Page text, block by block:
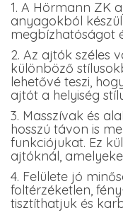
1. A Hörmann ZK
anyagokból
megbízhatóságot
2. Az ajtók széles
különböző
lehetővé teszi,
ajtót a helyiség
3. Masszívak és
hosszú távon is
funkciójukat. Ez
ajtóknál,
4. Felülete jó
foltérzéketlen,
tisztíthatjuk és